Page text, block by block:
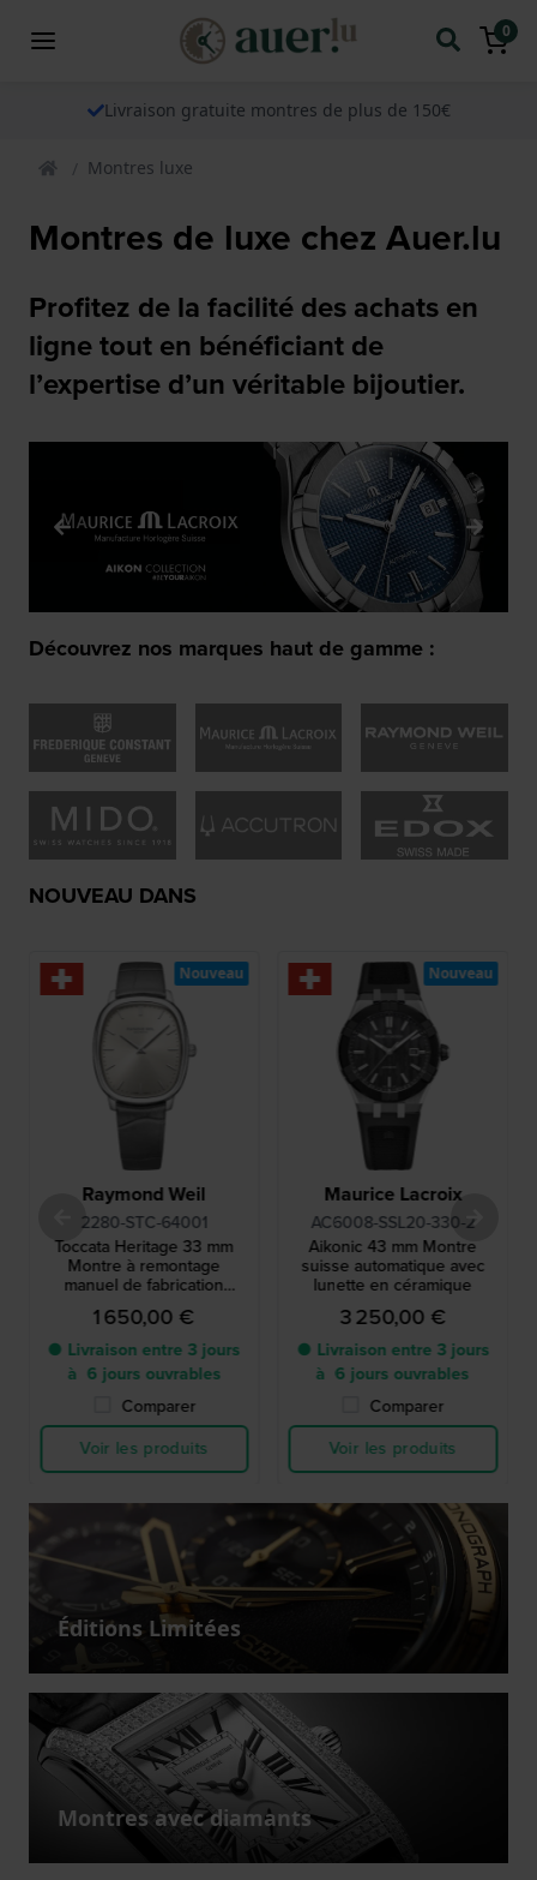
0
Livraison gratuite montres de plus de 150€
Montres luxe
Montres de luxe chez Auer.lu
Profitez de la facilité des achats en
ligne tout en bénéficiant de
l’expertise d’un véritable bijoutier.
Découvrez nos marques haut de gamme :
NOUVEAU DANS
Raymond Weil
2280-STC-64001
Toccata Heritage 33 mm
Montre à remontage
manuel de fabrication
suisse
1 650,00 €
● Livraison entre 3 jours
à 6 jours ouvrables
Comparer
Voir les produits
Nouveau
Maurice Lacroix
AC6008-SSL20-330-2
Aikonic 43 mm Montre
suisse automatique avec
lunette en céramique
3 250,00 €
● Livraison entre 3 jours
à 6 jours ouvrables
Comparer
Voir les produits
Nouveau
Éditions Limitées
Montres avec diamants